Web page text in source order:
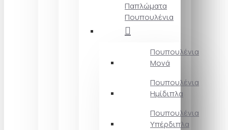
Παπλώματα
Πουπουλένια
Πουπουλένια
Μονά
Πουπουλένια
Ημίδιπλα
Πουπουλένια
Υπέρδιπλα